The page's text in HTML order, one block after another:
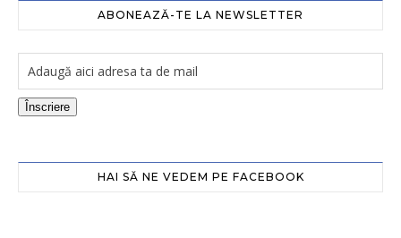
ABONEAZĂ-TE LA NEWSLETTER
Înscriere
HAI SĂ NE VEDEM PE FACEBOOK